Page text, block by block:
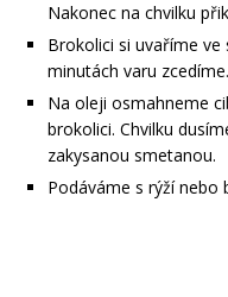
Nakonec na chvilku
Brokolici si uvaříme ve
minutách varu zcedíme.
Na oleji osmahneme
brokolici. Chvilku
zakysanou smetanou.
Podáváme s rýží nebo